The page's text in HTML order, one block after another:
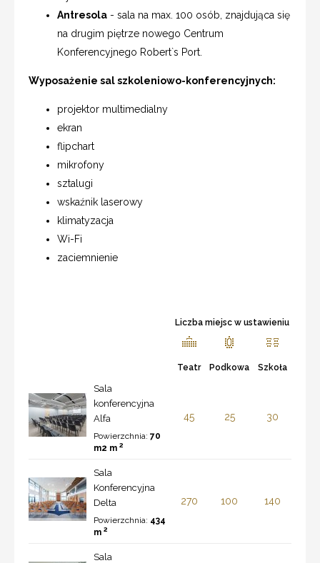
Antresola - sala na max. 100 osób, znajdująca się
na drugim piętrze nowego Centrum
Konferencyjnego Robert`s Port.
Wyposażenie sal szkoleniowo-konferencyjnych:
projektor multimedialny
ekran
flipchart
mikrofony
sztalugi
wskaźnik laserowy
klimatyzacja
Wi-Fi
zaciemnienie
Liczba miejsc w ustawieniu
Teatr Podkowa Szkoła
Sala
konferencyjna
Alfa
Powierzchnia: 70
m2 m 2
45 25 30
Sala
Konferencyjna
Delta
Powierzchnia: 434
m 2
270 100 140
Sala